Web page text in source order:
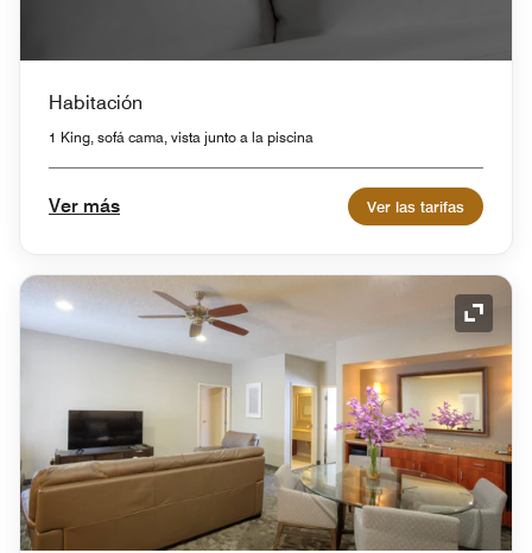
Habitación
1 King, sofá cama, vista junto a la piscina
Ver más Ver las tarifas
Icono